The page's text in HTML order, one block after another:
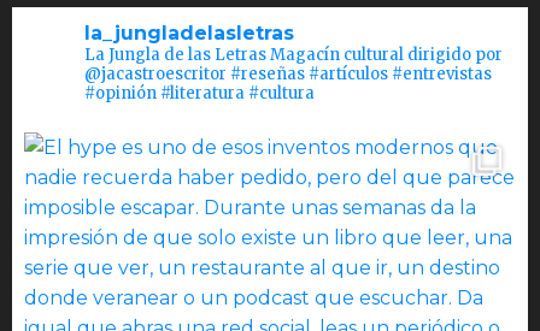
la_jungladelasletras
La Jungla de las Letras Magacín cultural dirigido por
@jacastroescritor #reseñas #artículos #entrevistas
#opinión #literatura #cultura